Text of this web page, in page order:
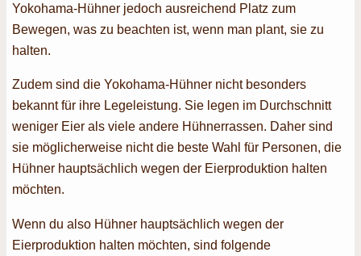
Yokohama-Hühner jedoch ausreichend Platz zum
Bewegen, was zu beachten ist, wenn man plant, sie zu
halten.
Zudem sind die Yokohama-Hühner nicht besonders
bekannt für ihre Legeleistung. Sie legen im Durchschnitt
weniger Eier als viele andere Hühnerrassen. Daher sind
sie möglicherweise nicht die beste Wahl für Personen, die
Hühner hauptsächlich wegen der Eierproduktion halten
möchten.
Wenn du also Hühner hauptsächlich wegen der
Eierproduktion halten möchten, sind folgende